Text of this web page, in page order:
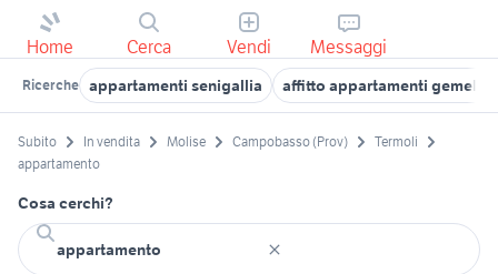
Home Cerca Vendi Messaggi
Ricerche appartamenti senigallia affitto appartamenti gemelli
Subito In vendita Molise Campobasso (Prov)
Termoli
appartamento
Cosa cerchi?